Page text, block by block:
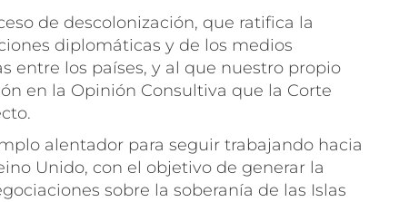
de descolonización, que ratifica la
diplomáticas y de los medios
entre los países, y al que nuestro propio
en la Opinión Consultiva que la Corte
alentador para seguir trabajando hacia
Unido, con el objetivo de generar la
sobre la soberanía de las Islas